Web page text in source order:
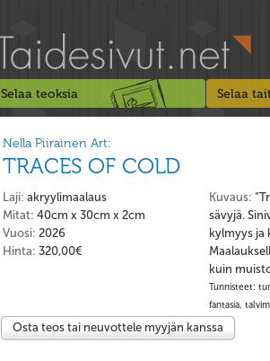
Selaa teoksia Selaa
Nella Piirainen Art:
TRACES OF COLD
Kuvaus:
sävyjä.
kylmyys ja
kuin
Tunnisteet:
fantasia,
Laji: akryylimaalaus
Mitat: 40cm x 30cm x 2cm
Vuosi: 2026
Hinta: 320,00€
Osta teos tai neuvottele myyjän kanssa